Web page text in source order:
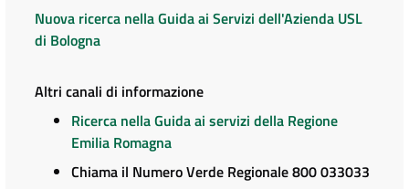
Nuova ricerca nella Guida ai Servizi dell'Azienda USL
di Bologna
Altri canali di informazione
Ricerca nella Guida ai servizi della Regione
Emilia Romagna
Chiama il Numero Verde Regionale 800 033033